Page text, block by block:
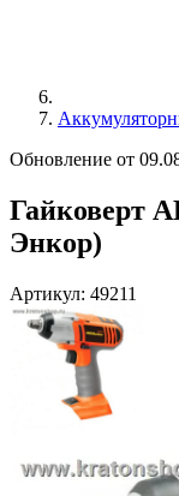
Обновление от
Гайковерт
Энкор)
Артикул: 49211